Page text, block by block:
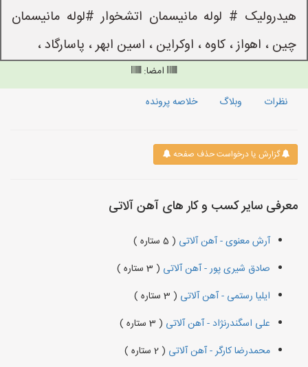
هیدرولیک # لوله مانیسمان اتشخوار #لوله مانیسمان
چین ، اهواز ، کاوه ، اوکراین ، اسین ابهر ، پاسارگاد ،
امضا:
نظرات
وبلاگ خلاصه پرونده
گزارش یا درخواست حذف صفحه
معرفی سایر کسب و کار های آهن آلاتی
آرش معنوی - آهن آلاتی ( 5 ستاره )
صادق شیری پور - آهن آلاتی ( 3 ستاره )
ایلیا رستمی - آهن آلاتی ( 3 ستاره )
علی اسگندرنژاد - آهن آلاتی ( 3 ستاره )
محمدرضا کارگر - آهن آلاتی ( 2 ستاره )